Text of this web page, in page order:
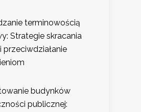
terminowością
Strategie skracania
przeciwdziałanie
budynków
publicznej: